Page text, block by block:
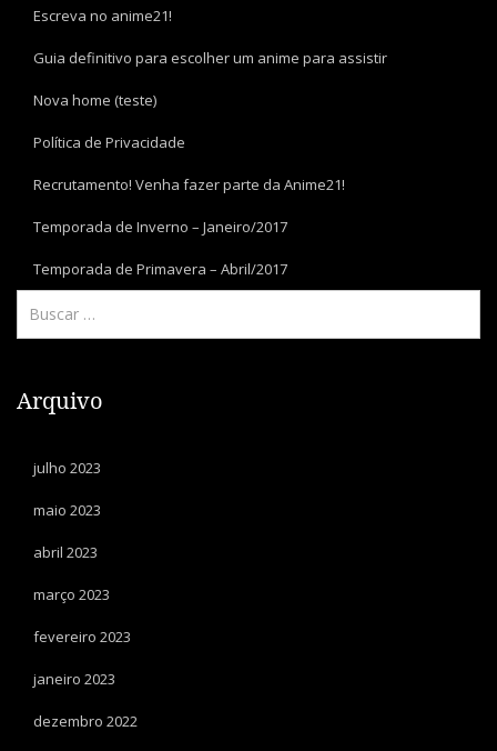
Escreva no anime21!
Guia definitivo para escolher um anime para assistir
Nova home (teste)
Política de Privacidade
Recrutamento! Venha fazer parte da Anime21!
Temporada de Inverno – Janeiro/2017
Temporada de Primavera – Abril/2017
Arquivo
julho 2023
maio 2023
abril 2023
março 2023
fevereiro 2023
janeiro 2023
dezembro 2022